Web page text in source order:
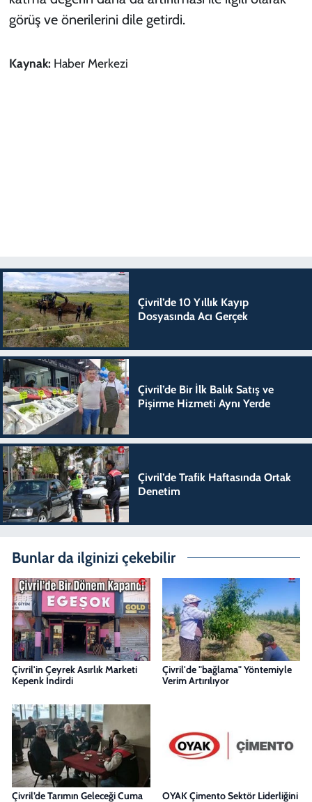
görüş ve önerilerini dile getirdi.
Kaynak: Haber Merkezi
Çivril’de 10 Yıllık Kayıp
Dosyasında Acı Gerçek
Çivril’de Bir İlk Balık Satış ve
Pişirme Hizmeti Aynı Yerde
Çivril’de Trafik Haftasında Ortak
Denetim
Bunlar da ilginizi çekebilir
Çivril'in Çeyrek Asırlık Marketi
Kepenk İndirdi
Çivril'de "bağlama" Yöntemiyle
Verim Artırılıyor
Çivril’de Tarımın Geleceği Cuma
OYAK Çimento Sektör Liderliğini